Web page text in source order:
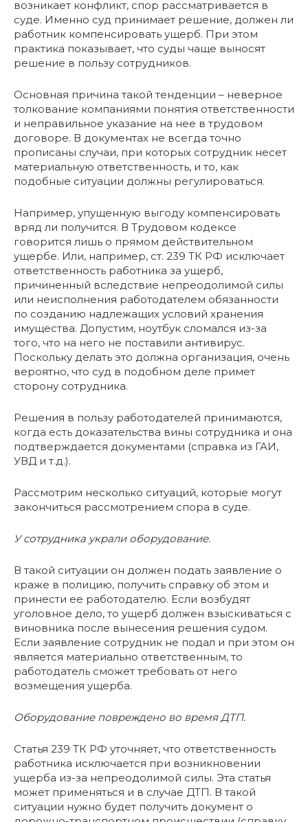
возникает конфликт, спор рассматривается в
суде. Именно суд принимает решение, должен ли
работник компенсировать ущерб. При этом
практика показывает, что суды чаще выносят
решение в пользу сотрудников.
Основная причина такой тенденции – неверное
толкование компаниями понятия ответственности
и неправильное указание на нее в трудовом
договоре. В документах не всегда точно
прописаны случаи, при которых сотрудник несет
материальную ответственность, и то, как
подобные ситуации должны регулироваться.
Например, упущенную выгоду компенсировать
вряд ли получится. В Трудовом кодексе
говорится лишь о прямом действительном
ущербе. Или, например, ст. 239 ТК РФ исключает
ответственность работника за ущерб,
причиненный вследствие непреодолимой силы
или неисполнения работодателем обязанности
по созданию надлежащих условий хранения
имущества. Допустим, ноутбук сломался из-за
того, что на него не поставили антивирус.
Поскольку делать это должна организация, очень
вероятно, что суд в подобном деле примет
сторону сотрудника.
Решения в пользу работодателей принимаются,
когда есть доказательства вины сотрудника и она
подтверждается документами (справка из ГАИ,
УВД и т.д.).
Рассмотрим несколько ситуаций, которые могут
закончиться рассмотрением спора в суде.
У сотрудника украли оборудование.
В такой ситуации он должен подать заявление о
краже в полицию, получить справку об этом и
принести ее работодателю. Если возбудят
уголовное дело, то ущерб должен взыскиваться с
виновника после вынесения решения судом.
Если заявление сотрудник не подал и при этом он
является материально ответственным, то
работодатель сможет требовать от него
возмещения ущерба.
Оборудование повреждено во время ДТП.
Статья 239 ТК РФ уточняет, что ответственность
работника исключается при возникновении
ущерба из-за непреодолимой силы. Эта статья
может применяться и в случае ДТП. В такой
ситуации нужно будет получить документ о